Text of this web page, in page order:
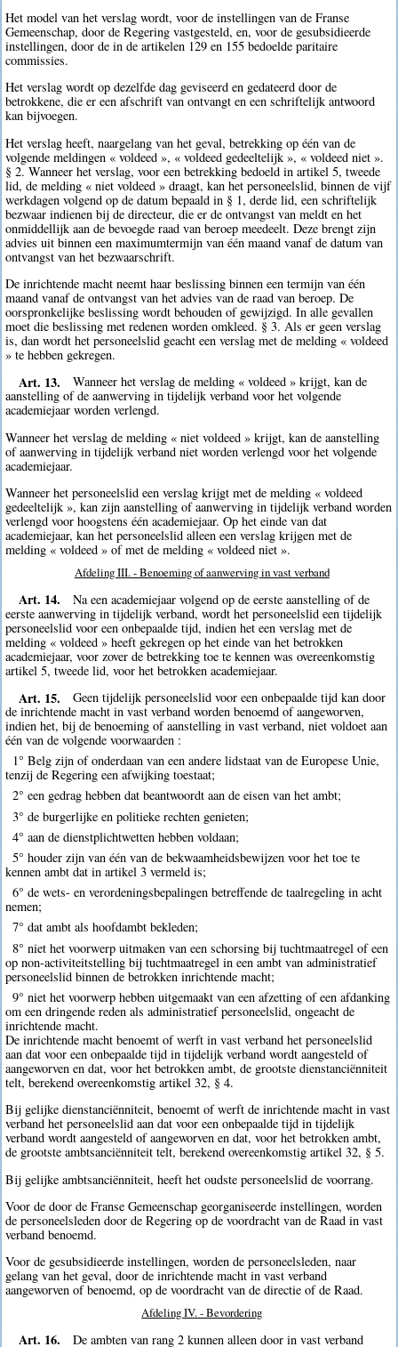
Het model van het verslag wordt, voor de instellingen van de Franse
Gemeenschap, door de Regering vastgesteld, en, voor de gesubsidieerde
instellingen, door de in de artikelen 129 en 155 bedoelde paritaire
commissies.
Het verslag wordt op dezelfde dag geviseerd en gedateerd door de
betrokkene, die er een afschrift van ontvangt en een schriftelijk antwoord
kan bijvoegen.
Het verslag heeft, naargelang van het geval, betrekking op één van de
volgende meldingen « voldeed », « voldeed gedeeltelijk », « voldeed niet ».
§ 2. Wanneer het verslag, voor een betrekking bedoeld in artikel 5, tweede
lid, de melding « niet voldeed » draagt, kan het personeelslid, binnen de vijf
werkdagen volgend op de datum bepaald in § 1, derde lid, een schriftelijk
bezwaar indienen bij de directeur, die er de ontvangst van meldt en het
onmiddellijk aan de bevoegde raad van beroep meedeelt. Deze brengt zijn
advies uit binnen een maximumtermijn van één maand vanaf de datum van
ontvangst van het bezwaarschrift.
De inrichtende macht neemt haar beslissing binnen een termijn van één
maand vanaf de ontvangst van het advies van de raad van beroep. De
oorspronkelijke beslissing wordt behouden of gewijzigd. In alle gevallen
moet die beslissing met redenen worden omkleed. § 3. Als er geen verslag
is, dan wordt het personeelslid geacht een verslag met de melding « voldeed
» te hebben gekregen.
Art. 13.
Wanneer het verslag de melding « voldeed » krijgt, kan de
aanstelling of de aanwerving in tijdelijk verband voor het volgende
academiejaar worden verlengd.
Wanneer het verslag de melding « niet voldeed » krijgt, kan de aanstelling
of aanwerving in tijdelijk verband niet worden verlengd voor het volgende
academiejaar.
Wanneer het personeelslid een verslag krijgt met de melding « voldeed
gedeeltelijk », kan zijn aanstelling of aanwerving in tijdelijk verband worden
verlengd voor hoogstens één academiejaar. Op het einde van dat
academiejaar, kan het personeelslid alleen een verslag krijgen met de
melding « voldeed » of met de melding « voldeed niet ».
Afdeling III. - Benoeming of aanwerving in vast verband
Art. 14.
Na een academiejaar volgend op de eerste aanstelling of de
eerste aanwerving in tijdelijk verband, wordt het personeelslid een tijdelijk
personeelslid voor een onbepaalde tijd, indien het een verslag met de
melding « voldeed » heeft gekregen op het einde van het betrokken
academiejaar, voor zover de betrekking toe te kennen was overeenkomstig
artikel 5, tweede lid, voor het betrokken academiejaar.
Art. 15.
Geen tijdelijk personeelslid voor een onbepaalde tijd kan door
de inrichtende macht in vast verband worden benoemd of aangeworven,
indien het, bij de benoeming of aanstelling in vast verband, niet voldoet aan
één van de volgende voorwaarden :
1° Belg zijn of onderdaan van een andere lidstaat van de Europese Unie,
tenzij de Regering een afwijking toestaat;
2° een gedrag hebben dat beantwoordt aan de eisen van het ambt;
3° de burgerlijke en politieke rechten genieten;
4° aan de dienstplichtwetten hebben voldaan;
5° houder zijn van één van de bekwaamheidsbewijzen voor het toe te
kennen ambt dat in artikel 3 vermeld is;
6° de wets- en verordeningsbepalingen betreffende de taalregeling in acht
nemen;
7° dat ambt als hoofdambt bekleden;
8° niet het voorwerp uitmaken van een schorsing bij tuchtmaatregel of een
op non-activiteitstelling bij tuchtmaatregel in een ambt van administratief
personeelslid binnen de betrokken inrichtende macht;
9° niet het voorwerp hebben uitgemaakt van een afzetting of een afdanking
om een dringende reden als administratief personeelslid, ongeacht de
inrichtende macht.
De inrichtende macht benoemt of werft in vast verband het personeelslid
aan dat voor een onbepaalde tijd in tijdelijk verband wordt aangesteld of
aangeworven en dat, voor het betrokken ambt, de grootste dienstanciënniteit
telt, berekend overeenkomstig artikel 32, § 4.
Bij gelijke dienstanciënniteit, benoemt of werft de inrichtende macht in vast
verband het personeelslid aan dat voor een onbepaalde tijd in tijdelijk
verband wordt aangesteld of aangeworven en dat, voor het betrokken ambt,
de grootste ambtsanciënniteit telt, berekend overeenkomstig artikel 32, § 5.
Bij gelijke ambtsanciënniteit, heeft het oudste personeelslid de voorrang.
Voor de door de Franse Gemeenschap georganiseerde instellingen, worden
de personeelsleden door de Regering op de voordracht van de Raad in vast
verband benoemd.
Voor de gesubsidieerde instellingen, worden de personeelsleden, naar
gelang van het geval, door de inrichtende macht in vast verband
aangeworven of benoemd, op de voordracht van de directie of de Raad.
Afdeling IV. - Bevordering
Art. 16.
De ambten van rang 2 kunnen alleen door in vast verband